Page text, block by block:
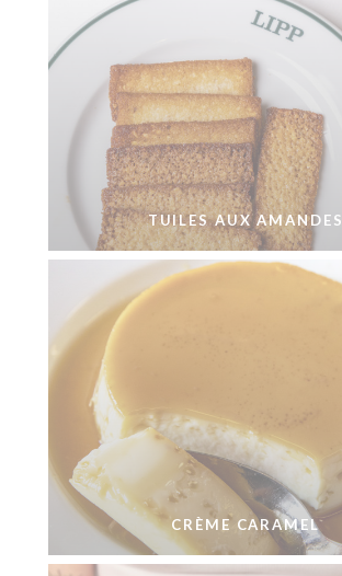
TUILES AUX AMANDES
CRÈME CARAMEL